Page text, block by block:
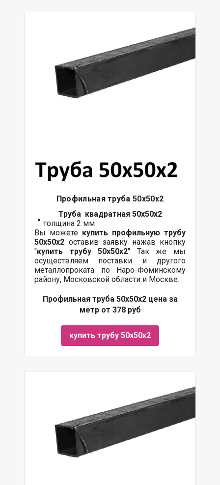
Профильная труба 50х50х2
Труба квадратная 50х50х2
толщина 2 мм
Вы можете купить профильную трубу
50х50х2 оставив заявку нажав кнопку
"купить трубу50х50х2" Так же мы
осуществляем поставки и другого
металлопроката по Наро-Фоминскому
району, Московской области и Москве.
Профильная труба 50х50х2 цена за
метр от 378 руб
купить трубу 50х50х2